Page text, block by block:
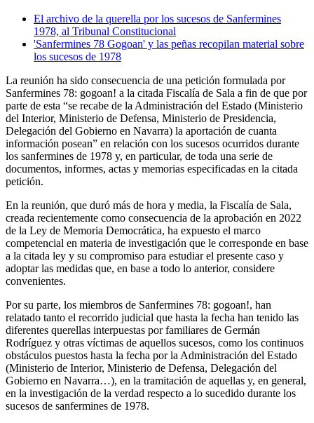
El archivo de la querella por los sucesos de Sanfermines
1978, al Tribunal Constitucional
'Sanfermines 78 Gogoan' y las peñas recopilan material sobre
los sucesos de 1978
La reunión ha sido consecuencia de una petición formulada por
Sanfermines 78: gogoan! a la citada Fiscalía de Sala a fin de que por
parte de esta “se recabe de la Administración del Estado (Ministerio
del Interior, Ministerio de Defensa, Ministerio de Presidencia,
Delegación del Gobierno en Navarra) la aportación de cuanta
información posean” en relación con los sucesos ocurridos durante
los sanfermines de 1978 y, en particular, de toda una serie de
documentos, informes, actas y memorias especificadas en la citada
petición.
En la reunión, que duró más de hora y media, la Fiscalía de Sala,
creada recientemente como consecuencia de la aprobación en 2022
de la Ley de Memoria Democrática, ha expuesto el marco
competencial en materia de investigación que le corresponde en base
a la citada ley y su compromiso para estudiar el presente caso y
adoptar las medidas que, en base a todo lo anterior, considere
convenientes.
Por su parte, los miembros de Sanfermines 78: gogoan!, han
relatado tanto el recorrido judicial que hasta la fecha han tenido las
diferentes querellas interpuestas por familiares de Germán
Rodríguez y otras víctimas de aquellos sucesos, como los continuos
obstáculos puestos hasta la fecha por la Administración del Estado
(Ministerio de Interior, Ministerio de Defensa, Delegación del
Gobierno en Navarra…), en la tramitación de aquellas y, en general,
en la investigación de la verdad respecto a lo sucedido durante los
sucesos de sanfermines de 1978.